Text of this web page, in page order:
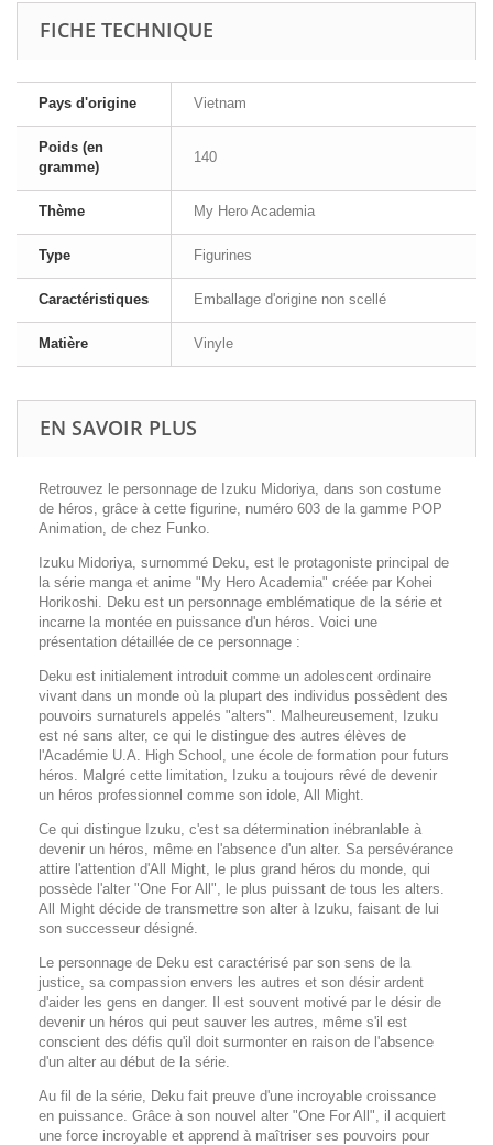
FICHE TECHNIQUE
Pays d'origine Vietnam
Poids (en
gramme)
140
Thème My Hero Academia
Type Figurines
Caractéristiques Emballage d'origine non scellé
Matière Vinyle
EN SAVOIR PLUS
Retrouvez le personnage de Izuku Midoriya, dans son costume
de héros, grâce à cette figurine, numéro 603 de la gamme POP
Animation, de chez Funko.
Izuku Midoriya, surnommé Deku, est le protagoniste principal de
la série manga et anime "My Hero Academia" créée par Kohei
Horikoshi. Deku est un personnage emblématique de la série et
incarne la montée en puissance d'un héros. Voici une
présentation détaillée de ce personnage :
Deku est initialement introduit comme un adolescent ordinaire
vivant dans un monde où la plupart des individus possèdent des
pouvoirs surnaturels appelés "alters". Malheureusement, Izuku
est né sans alter, ce qui le distingue des autres élèves de
l'Académie U.A. High School, une école de formation pour futurs
héros. Malgré cette limitation, Izuku a toujours rêvé de devenir
un héros professionnel comme son idole, All Might.
Ce qui distingue Izuku, c'est sa détermination inébranlable à
devenir un héros, même en l'absence d'un alter. Sa persévérance
attire l'attention d'All Might, le plus grand héros du monde, qui
possède l'alter "One For All", le plus puissant de tous les alters.
All Might décide de transmettre son alter à Izuku, faisant de lui
son successeur désigné.
Le personnage de Deku est caractérisé par son sens de la
justice, sa compassion envers les autres et son désir ardent
d'aider les gens en danger. Il est souvent motivé par le désir de
devenir un héros qui peut sauver les autres, même s'il est
conscient des défis qu'il doit surmonter en raison de l'absence
d'un alter au début de la série.
Au fil de la série, Deku fait preuve d'une incroyable croissance
en puissance. Grâce à son nouvel alter "One For All", il acquiert
une force incroyable et apprend à maîtriser ses pouvoirs pour